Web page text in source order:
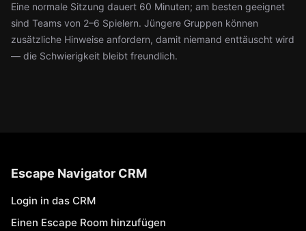
Eine normale Sitzung dauert 60 Minuten; am besten geeignet
sind Teams von 2–6 Spielern. Jüngere Gruppen können
zusätzliche Hinweise anfordern, damit niemand enttäuscht wird
— die Schwierigkeit bleibt freundlich.
Escape Navigator CRM
Login in das CRM
Einen Escape Room hinzufügen